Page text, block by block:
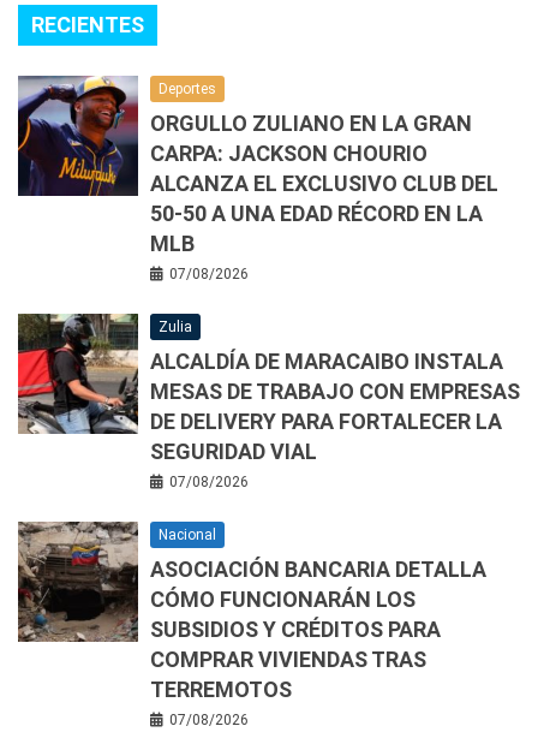
RECIENTES
Deportes
ORGULLO ZULIANO EN LA GRAN
CARPA: JACKSON CHOURIO
ALCANZA EL EXCLUSIVO CLUB DEL
50-50 A UNA EDAD RÉCORD EN LA
MLB
07/08/2026
Zulia
ALCALDÍA DE MARACAIBO INSTALA
MESAS DE TRABAJO CON EMPRESAS
DE DELIVERY PARA FORTALECER LA
SEGURIDAD VIAL
07/08/2026
Nacional
ASOCIACIÓN BANCARIA DETALLA
CÓMO FUNCIONARÁN LOS
SUBSIDIOS Y CRÉDITOS PARA
COMPRAR VIVIENDAS TRAS
TERREMOTOS
07/08/2026